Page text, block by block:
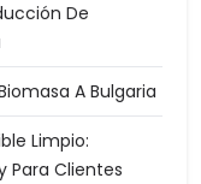
De
A Bulgaria
Limpio:
Para Clientes